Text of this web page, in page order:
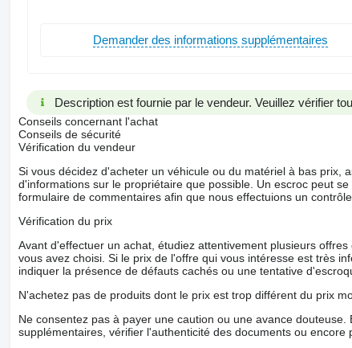
Demander des informations supplémentaires
Description est fournie par le vendeur. Veuillez vérifier
Conseils concernant l'achat
Conseils de sécurité
Vérification du vendeur
Si vous décidez d'acheter un véhicule ou du matériel à bas prix,
d'informations sur le propriétaire que possible. Un escroc peut
formulaire de commentaires afin que nous effectuions un
Vérification du prix
Avant d'effectuer un achat, étudiez attentivement plusieurs
vous avez choisi. Si le prix de l'offre qui vous intéresse est très
indiquer la présence de défauts cachés ou une tentative
N'achetez pas de produits dont le prix est trop différent du prix
Ne consentez pas à payer une caution ou une avance
supplémentaires, vérifier l'authenticité des documents ou encore